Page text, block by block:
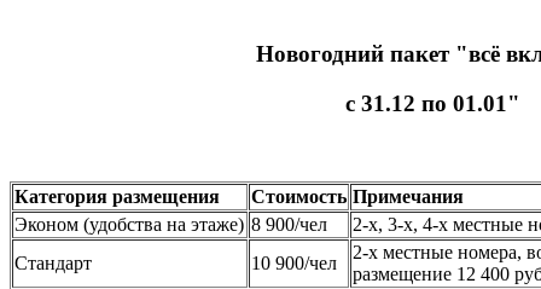
Новогодний пакет "всё
с 31.12 по 01.01"
Категория размещения Стоимость Примечания
Эконом (удобства на этаже) 8 900/чел
2-х, 3-х, 4-х местные
Стандарт
10 900/чел
2-х местные номера,
размещение 12 400